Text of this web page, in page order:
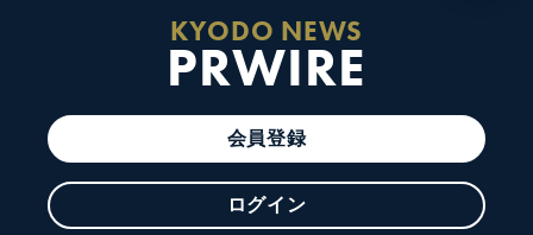
KYODO NEWS
PRWIRE
会員登録
ログイン